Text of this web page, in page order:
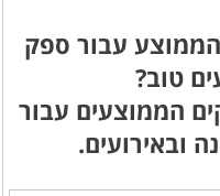
עבור ספק
טוב?
הממוצעים עבור
ובאירועים.